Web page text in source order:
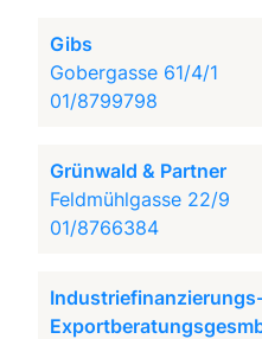
Gibs
Gobergasse 61/4/1
01/8799798
Grünwald & Partner
Feldmühlgasse 22/9
01/8766384